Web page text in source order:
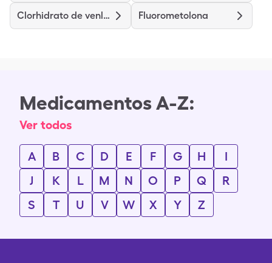
Clorhidrato de venlafaxina de liberación prolongada Fluorometolona
Medicamentos A-Z:
Ver todos
A B C D E F G H
I
J
K L M N O P Q
R
S
T U V W X Y Z